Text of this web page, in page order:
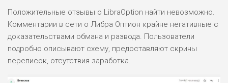
Положительные отзывы о LibraOption найти невозможно.
Комментарии в сети о Либра Оптион крайне негативные с
доказательствами обмана и развода. Пользователи
подробно описывают схему, предоставляют скрины
переписок, отсутствия заработка.